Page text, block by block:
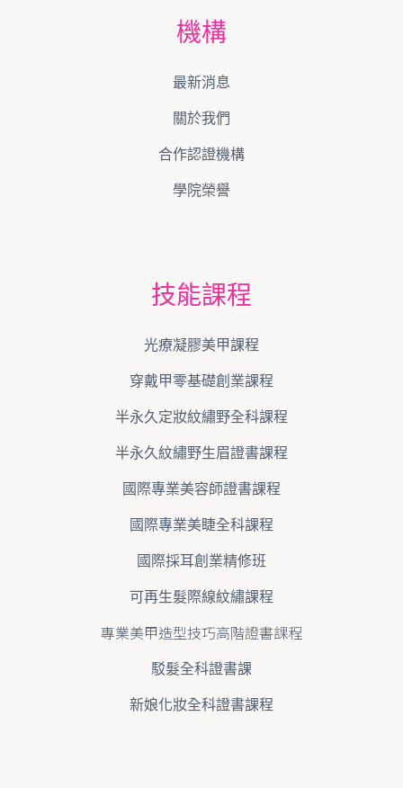
機構
最新消息
關於我們
合作認證機構
學院榮譽
技能課程
光療凝膠美甲課程
穿戴甲零基礎創業課程
半永久定妝紋繡野全科課程
半永久紋繡野生眉證書課程
國際專業美容師證書課程
國際專業美睫全科課程
國際採耳創業精修班
可再生髮際線紋繡課程
專業美甲造型技巧高階證書課程
駁髮全科證書課
新娘化妝全科證書課程